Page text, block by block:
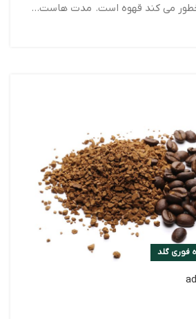
می کند قهوه است. مدت هاست...
فوری گلد